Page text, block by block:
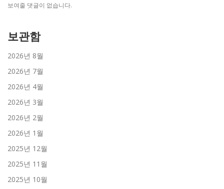
보여줄 댓글이 없습니다.
보관함
2026년 8월
2026년 7월
2026년 4월
2026년 3월
2026년 2월
2026년 1월
2025년 12월
2025년 11월
2025년 10월